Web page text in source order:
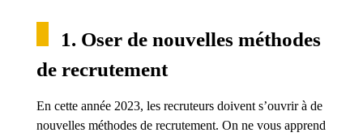
1. Oser de nouvelles méthodes
de recrutement
En cette année 2023, les recruteurs doivent s’ouvrir à de
nouvelles méthodes de recrutement. On ne vous apprend